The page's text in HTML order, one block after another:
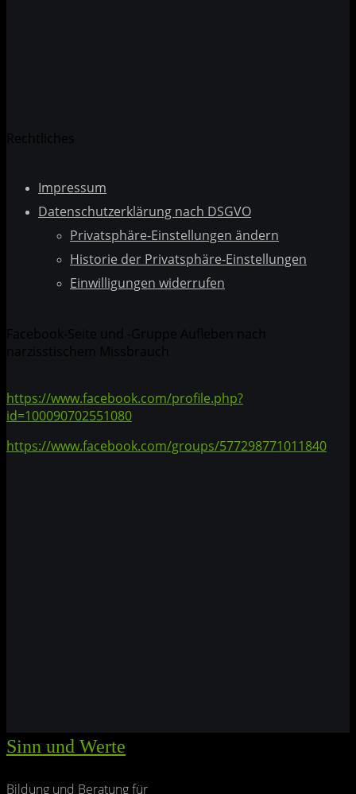
Rechtliches
Impressum
Datenschutzerklärung nach DSGVO
Privatsphäre-Einstellungen ändern
Historie der Privatsphäre-Einstellungen
Einwilligungen widerrufen
Facebook-Seite und -Gruppe Aufleben nach
narzisstischem Missbrauch
https://www.facebook.com/profile.php?
id=100090702551080
https://www.facebook.com/groups/577298771011840
Sinn und Werte
Bildung und Beratung für